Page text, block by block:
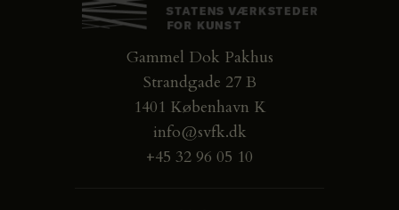
Gammel Dok Pakhus
Strandgade 27 B
1401 København K
info@svfk.dk
+45 32 96 05 10